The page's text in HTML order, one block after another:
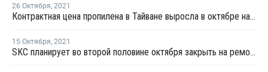
26 Октября, 2021
Контрактная цена пропилена в Тайване выросла в октябре на USD49 за тонну
15 Октября, 2021
SKC планирует во второй половине октября закрыть на ремонт производство окиси пропилена в Ульсане